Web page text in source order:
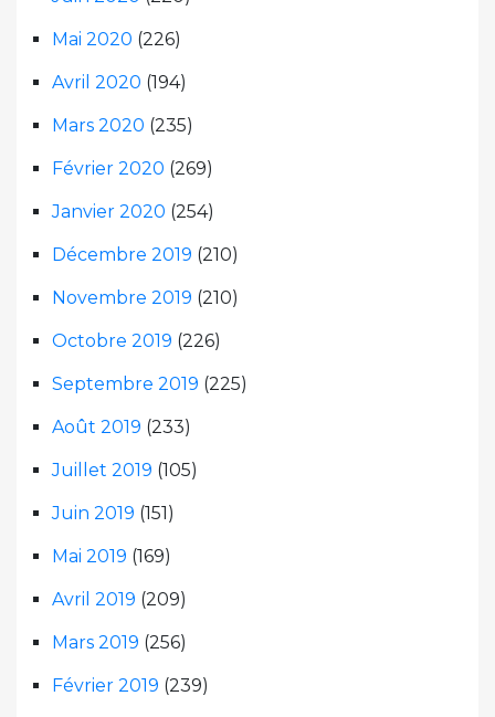
Mai 2020 (226)
Avril 2020 (194)
Mars 2020 (235)
Février 2020 (269)
Janvier 2020 (254)
Décembre 2019 (210)
Novembre 2019 (210)
Octobre 2019 (226)
Septembre 2019 (225)
Août 2019 (233)
Juillet 2019 (105)
Juin 2019 (151)
Mai 2019 (169)
Avril 2019 (209)
Mars 2019 (256)
Février 2019 (239)